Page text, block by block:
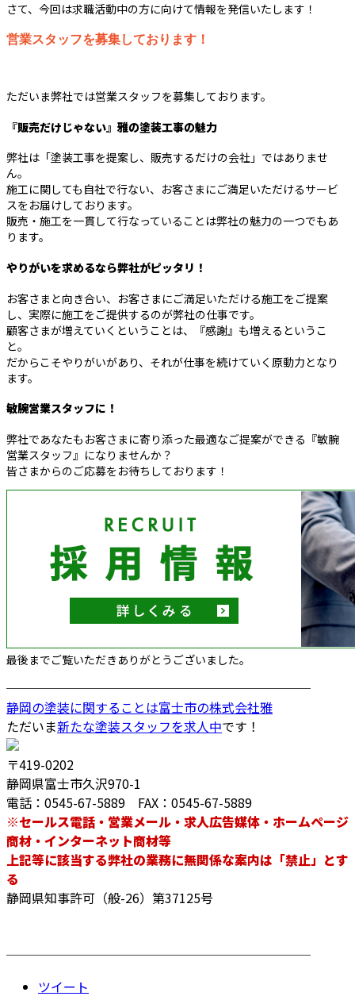
さて、今回は求職活動中の方に向けて情報を発信いたします！
営業スタッフを募集しております！
ただいま弊社では営業スタッフを募集しております。
『販売だけじゃない』雅の塗装工事の魅力
弊社は「塗装工事を提案し、販売するだけの会社」ではありませ
ん。
施工に関しても自社で行ない、お客さまにご満足いただけるサービ
スをお届けしております。
販売・施工を一貫して行なっていることは弊社の魅力の一つでもあ
ります。
やりがいを求めるなら弊社がピッタリ！
お客さまと向き合い、お客さまにご満足いただける施工をご提案
し、実際に施工をご提供するのが弊社の仕事です。
顧客さまが増えていくということは、『感謝』も増えるというこ
と。
だからこそやりがいがあり、それが仕事を続けていく原動力となり
ます。
敏腕営業スタッフに！
弊社であなたもお客さまに寄り添った最適なご提案ができる『敏腕
営業スタッフ』になりませんか？
皆さまからのご応募をお待ちしております！
最後までご覧いただきありがとうございました。
────────────────────────
静岡の塗装に関することは富士市の株式会社雅
ただいま新たな塗装スタッフを求人中です！
〒419-0202
静岡県富士市久沢970-1
電話：0545-67-5889 FAX：0545-67-5889
※セールス電話・営業メール・求人広告媒体・ホームページ
商材・インターネット商材等
上記等に該当する弊社の業務に無関係な案内は「禁止」とす
る
静岡県知事許可（般-26）第37125号
────────────────────────
ツイート